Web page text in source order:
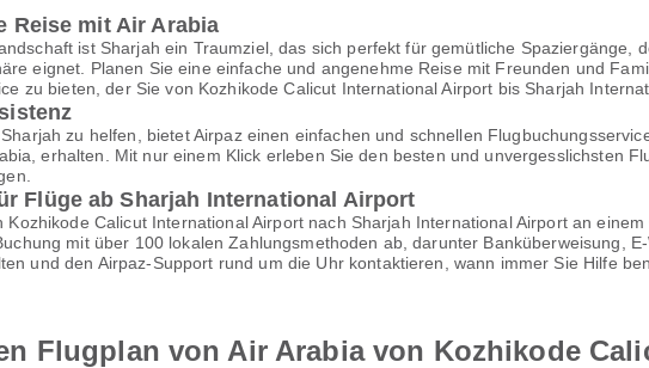
Reise mit Air Arabia
ist Sharjah ein Traumziel, das sich perfekt für gemütliche Spaziergänge,
eignet. Planen Sie eine einfache und angenehme Reise mit Freunden und
zu bieten, der Sie von Kozhikode Calicut International Airport bis Sharjah
zu helfen, bietet Airpaz einen einfachen und schnellen
erhalten. Mit nur einem Klick erleben Sie den besten und unvergesslichsten
Flüge ab Sharjah International Airport
Kozhikode Calicut International Airport nach Sharjah International Airport an
mit über 100 lokalen Zahlungsmethoden ab, darunter Banküberweisung,
und den Airpaz-Support rund um die Uhr kontaktieren, wann immer Sie Hilfe
Flugplan von Air Arabia von Kozhikode